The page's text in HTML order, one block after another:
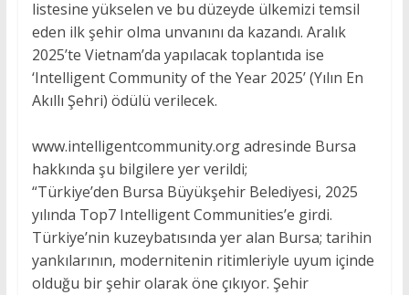
listesine yükselen ve bu düzeyde ülkemizi temsil
eden ilk şehir olma unvanını da kazandı. Aralık
2025’te Vietnam’da yapılacak toplantıda ise
‘Intelligent Community of the Year 2025’ (Yılın En
Akıllı Şehri) ödülü verilecek.
www.intelligentcommunity.org adresinde Bursa
hakkında şu bilgilere yer verildi;
“Türkiye’den Bursa Büyükşehir Belediyesi, 2025
yılında Top7 Intelligent Communities’e girdi.
Türkiye’nin kuzeybatısında yer alan Bursa; tarihin
yankılarının, modernitenin ritimleriyle uyum içinde
olduğu bir şehir olarak öne çıkıyor. Şehir